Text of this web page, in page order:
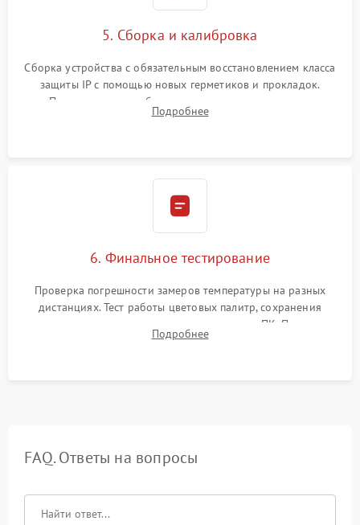
5. Сборка и калибровка
Сборка устройства с обязательным восстановлением класса
защиты IP с помощью новых герметиков и прокладок.
Программная калибровка матрицы по эталонному
абсолютно черному телу для точного измерения температур.
Подробнее
6. Финальное тестирование
Проверка погрешности замеров температуры на разных
дистанциях. Тест работы цветовых палитр, сохранения
термограмм в память и передачи данных на ПК. Проверка
автономности работы и итоговый контроль качества.
Подробнее
FAQ. Ответы на вопросы